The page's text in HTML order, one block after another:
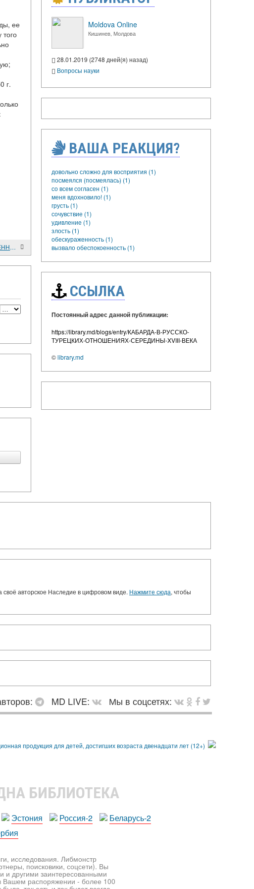
ее
г.
Ж. П. МАЙЕСКА. РУССКИЕ ПУТЕШЕСТВЕННИКИ В КОНСТАНТИНОПОЛЬ В XIV И XV ВЕКАХ
Moldova Online
Кишинев, Молдова
28.01.2019 (2748 дней(я) назад)
Вопросы науки
ВАША РЕАКЦИЯ?
довольно сложно для восприятия (1)
посмеялся (посмеялась) (1)
со всем согласен (1)
меня вдохновило! (1)
грусть (1)
сочувствие (1)
удивление (1)
злость (1)
обескураженность (1)
вызвало обеспокоенность (1)
ССЫЛКА
Постоянный адрес данной публикации:
https://library.md/blogs/entry/КАБАРДА-В-РУССКО-
ТУРЕЦКИХ-ОТНОШЕНИЯХ-СЕРЕДИНЫ-XVIII-ВЕКА
©library.md
своё авторское Наследие в цифровом виде. Нажмите сюда, чтобы
MD LIVE:
Мы в соцсетях:
БИБЛИОТЕКА
Эстония Россия-2
Беларусь-2
исследования. Либмонстр
поисковики, соцсети). Вы
и другими заинтересованными
Вашем распоряжении - более 100